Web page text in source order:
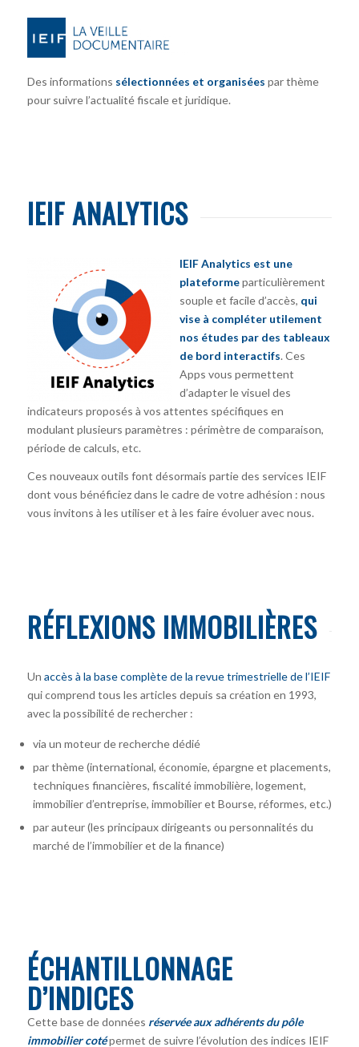
Des informations sélectionnées et organisées par thème
pour suivre l’actualité fiscale et juridique.
IEIF ANALYTICS
IEIF Analytics est une
plateformeparticulièrement
souple et facile d’accès, qui
vise à compléter utilement
nos études par des tableaux
de bord interactifs. Ces
Apps vous permettent
d’adapter le visuel des
indicateurs proposés à vos attentes spécifiques en
modulant plusieurs paramètres : périmètre de comparaison,
période de calculs, etc.
Ces nouveaux outils font désormais partie des services IEIF
dont vous bénéficiez dans le cadre de votre adhésion : nous
vous invitons à les utiliser et à les faire évoluer avec nous.
RÉFLEXIONS IMMOBILIÈRES
Un accès à la base complète de la revue trimestrielle de l’IEIF
qui comprend tous les articles depuis sa création en 1993,
avec la possibilité de rechercher :
via un moteur de recherche dédié
par thème (international, économie, épargne et placements,
techniques financières, fiscalité immobilière, logement,
immobilier d’entreprise, immobilier et Bourse, réformes, etc.)
par auteur (les principaux dirigeants ou personnalités du
marché de l’immobilier et de la finance)
ÉCHANTILLONNAGE
D’INDICES
Cette base de données réservée aux adhérents du pôle
immobilier coté permet de suivre l’évolution des indices IEIF